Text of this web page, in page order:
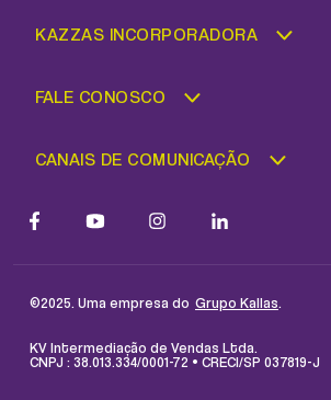
KAZZAS INCORPORADORA
FALE CONOSCO
CANAIS DE COMUNICAÇÃO
©2025. Uma empresa do Grupo Kallas.
KV Intermediação de Vendas Ltda.
CNPJ : 38.013.334/0001-72 • CRECI/SP 037819-J